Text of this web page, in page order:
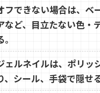
フできない場合は、ベ
など、目立たない色・
。
ェルネイルは、ポリッ
、シール、手袋で隠せる